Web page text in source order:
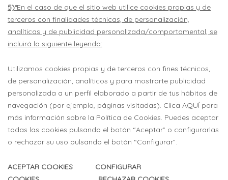
5)*En el caso de que el sitio web utilice cookies propias y de
terceros con finalidades técnicas, de personalización,
analíticas y de publicidad personalizada/comportamental, se
incluirá la siguiente leyenda:
Utilizamos cookies propias y de terceros con fines técnicos,
de personalización, analíticos y para mostrarte publicidad
personalizada a un perfil elaborado a partir de tus hábitos de
navegación (por ejemplo, páginas visitadas). Clica AQUÍ para
más información sobre la Política de Cookies. Puedes aceptar
todas las cookies pulsando el botón “Aceptar” o configurarlas
o rechazar su uso pulsando el botón “Configurar”.
ACEPTAR COOKIES CONFIGURAR